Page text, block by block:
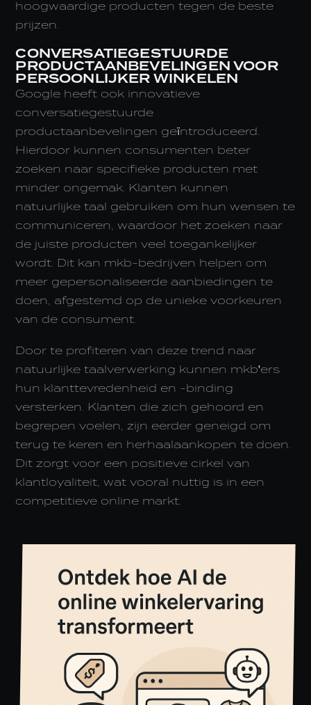
hoogwaardige producten tegen de beste
prijzen.
CONVERSATIEGESTUURDE
PRODUCTAANBEVELINGEN VOOR
PERSOONLIJKER WINKELEN
Google heeft ook innovatieve
conversatiegestuurde
productaanbevelingen geïntroduceerd.
Hierdoor kunnen consumenten beter
zoeken naar specifieke producten met
minder ongemak. Klanten kunnen
natuurlijke taal gebruiken om hun wensen te
communiceren, waardoor het zoeken naar
de juiste producten veel toegankelijker
wordt. Dit kan mkb-bedrijven helpen om
meer gepersonaliseerde aanbiedingen te
doen, afgestemd op de unieke voorkeuren
van de consument.
Door te profiteren van deze trend naar
natuurlijke taalverwerking kunnen mkb'ers
hun klanttevredenheid en -binding
versterken. Klanten die zich gehoord en
begrepen voelen, zijn eerder geneigd om
terug te keren en herhaalaankopen te doen.
Dit zorgt voor een positieve cirkel van
klantloyaliteit, wat vooral nuttig is in een
competitieve online markt.